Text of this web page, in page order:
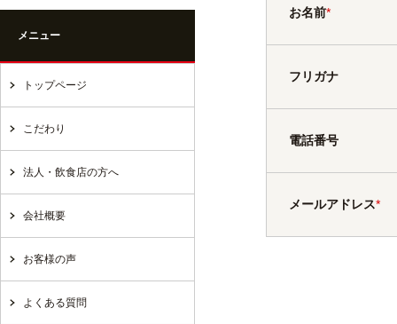
お名前*
フリガナ
電話番号
メールアドレス*
メニュー
トップページ
こだわり
法人・飲食店の方へ
会社概要
お客様の声
よくある質問